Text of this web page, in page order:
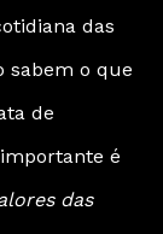
das
sabem o que
de
é
das